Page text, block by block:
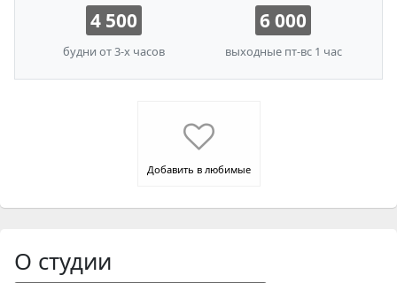
4 500
будни от 3-х часов
6 000
выходные пт-вс 1 час
Добавить в любимые
О студии